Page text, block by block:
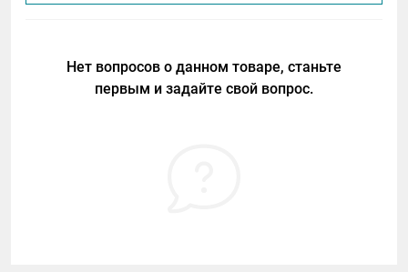
Нет вопросов о данном товаре, станьте
первым и задайте свой вопрос.